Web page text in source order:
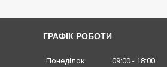
ГРАФІК РОБОТИ
Понеділок 09:00
18:00